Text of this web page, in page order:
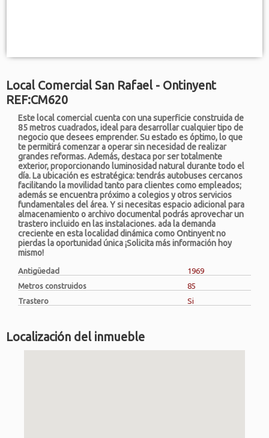
Local Comercial San Rafael - Ontinyent
REF:CM620
Este local comercial cuenta con una superficie construida de
85 metros cuadrados, ideal para desarrollar cualquier tipo de
negocio que desees emprender. Su estado es óptimo, lo que
te permitirá comenzar a operar sin necesidad de realizar
grandes reformas. Además, destaca por ser totalmente
exterior, proporcionando luminosidad natural durante todo el
día. La ubicación es estratégica: tendrás autobuses cercanos
facilitando la movilidad tanto para clientes como empleados;
además se encuentra próximo a colegios y otros servicios
fundamentales del área. Y si necesitas espacio adicional para
almacenamiento o archivo documental podrás aprovechar un
trastero incluido en las instalaciones. ada la demanda
creciente en esta localidad dinámica como Ontinyent no
pierdas la oportunidad única ¡Solicita más información hoy
mismo!
Antigüedad
1969
Metros construidos
85
Trastero
Si
Localización del inmueble